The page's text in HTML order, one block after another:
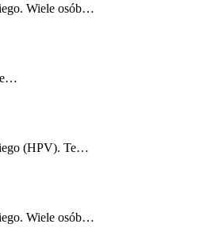
Wiele osób…
(HPV). Te…
Wiele osób…